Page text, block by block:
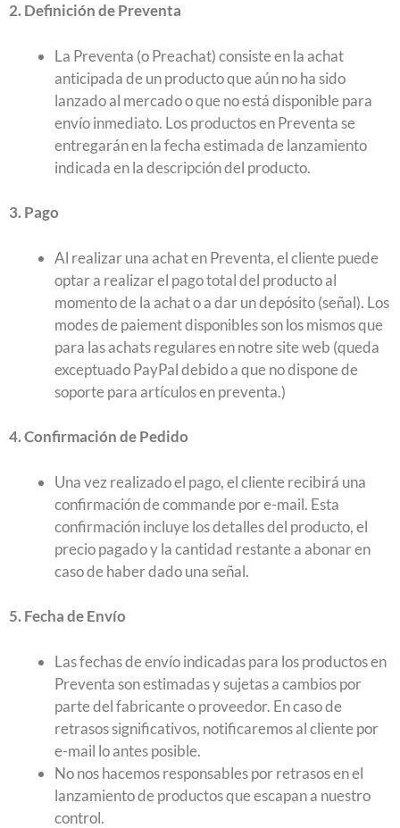
2. Definición de Preventa
La Preventa (o Preachat) consiste en la achat
anticipada de un producto que aún no ha sido
lanzado al mercado o que no está disponible para
envío inmediato. Los productos en Preventa se
entregarán en la fecha estimada de lanzamiento
indicada en la descripción del producto.
3. Pago
Al realizar una achat en Preventa, el cliente puede
optar a realizar el pago total del producto al
momento de la achat o a dar un depósito (señal). Los
modes de paiement disponibles son los mismos que
para las achats regulares en notre site web (queda
exceptuado PayPal debido a que no dispone de
soporte para artículos en preventa.)
4. Confirmación de Pedido
Una vez realizado el pago, el cliente recibirá una
confirmación de commande por e-mail. Esta
confirmación incluye los detalles del producto, el
precio pagado y la cantidad restante a abonar en
caso de haber dado una señal.
5. Fecha de Envío
Las fechas de envío indicadas para los productos en
Preventa son estimadas y sujetas a cambios por
parte del fabricante o proveedor. En caso de
retrasos significativos, notificaremos al cliente por
e-mail lo antes posible.
No nos hacemos responsables por retrasos en el
lanzamiento de productos que escapan a nuestro
control.